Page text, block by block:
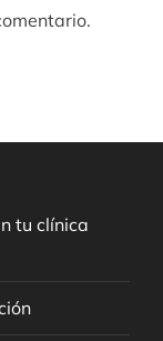
tu clínica